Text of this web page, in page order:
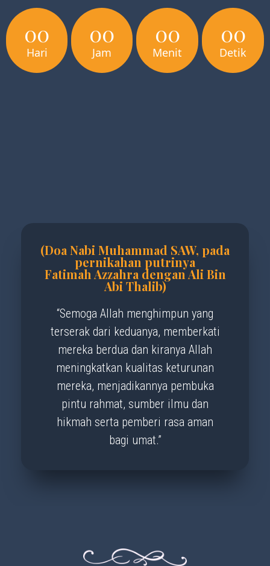
00
Hari
00
Jam
00
Menit
00
Detik
(Doa Nabi Muhammad SAW, pada
pernikahan putrinya
Fatimah Azzahra dengan Ali Bin
Abi Thalib)
“Semoga Allah menghimpun yang
terserak dari keduanya, memberkati
mereka berdua dan kiranya Allah
meningkatkan kualitas keturunan
mereka, menjadikannya pembuka
pintu rahmat, sumber ilmu dan
hikmah serta pemberi rasa aman
bagi umat.”